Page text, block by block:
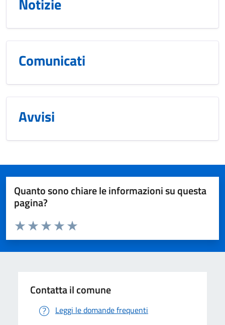
Comunicati
Avvisi
Quanto sono chiare le informazioni su questa
pagina?
Valuta da 1 a 5 stelle la pagina
Valuta 5 stelle su 5
Valuta 4 stelle su 5
Valuta 3 stelle su 5
Valuta 2 stelle su 5
Valuta 1 stelle su 5
Contatta il comune
Leggi le domande frequenti